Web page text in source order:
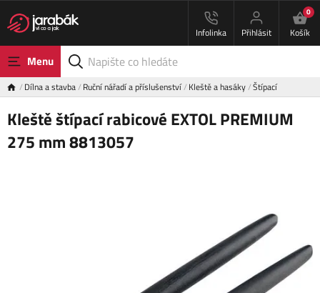
Infolinka Přihlásit
0
Košík
Menu
Dílna a stavba Ruční nářadí a příslušenství Kleště a hasáky Štípací
Kleště štípací rabicové EXTOL PREMIUM
275 mm 8813057